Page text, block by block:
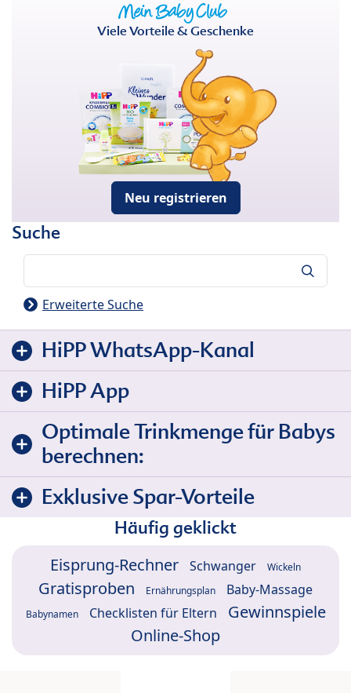
Viele Vorteile & Geschenke
Neu registrieren
Suche
Erweiterte Suche
HiPP WhatsApp-Kanal
HiPP App
Optimale Trinkmenge für Babys
berechnen:
Exklusive Spar-Vorteile
Häufig geklickt
Eisprung-Rechner Schwanger Wickeln
Gratisproben Ernährungsplan Baby-Massage
Babynamen Checklisten für Eltern
Gewinnspiele
Online-Shop